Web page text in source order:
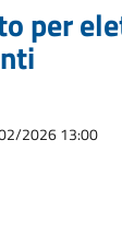
per
2026 13:00